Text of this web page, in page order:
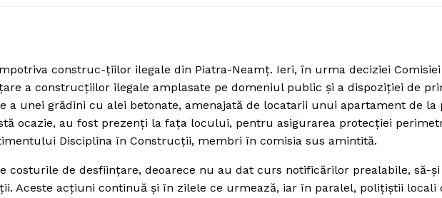
construc-ţiilor ilegale din Piatra-Neamţ. Ieri, în urma deciziei
a construcţiilor ilegale amplasate pe domeniul public şi a dispoziţiei de
unei grădini cu alei betonate, amenajată de locatarii unui apartament de la
ocazie, au fost prezenţi la faţa locului, pentru asigurarea protecţiei
Disciplina în Construcţii, membri în comisia sus amintită.
costurile de desfiinţare, deoarece nu au dat curs notificărilor prealabile, să-şi
Aceste acţiuni continuă şi în zilele ce urmează, iar în paralel, poliţiştii locali